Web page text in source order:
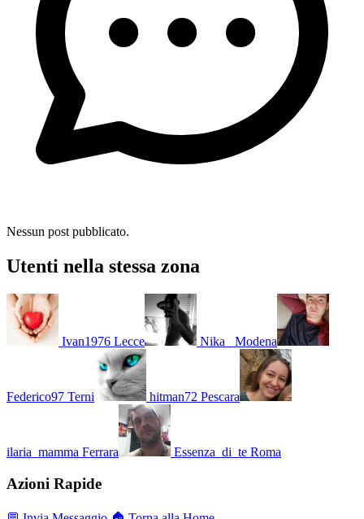
Nessun post pubblicato.
Utenti nella stessa zona
Ivan1976 Lecce Nika_ Modena
Federico97 Terni hitman72 Pescara
ilaria_mamma Ferrara Essenza_di_te Roma
Azioni Rapide